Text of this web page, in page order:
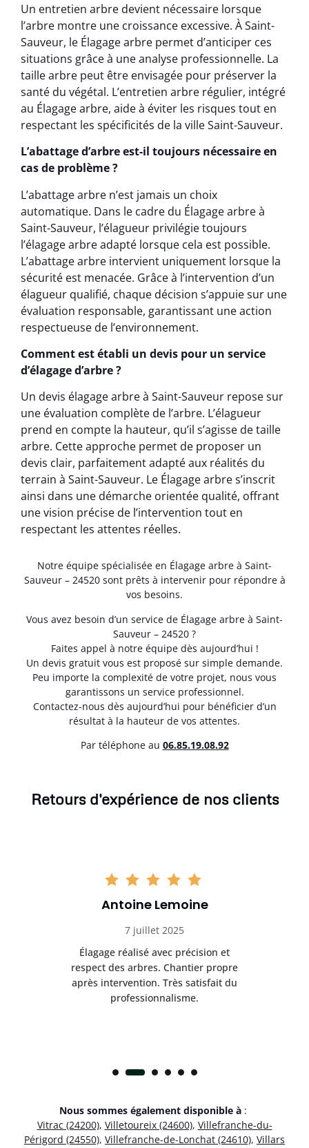
Un entretien arbre devient nécessaire lorsque
l’arbre montre une croissance excessive. À Saint-
Sauveur, le Élagage arbre permet d’anticiper ces
situations grâce à une analyse professionnelle. La
taille arbre peut être envisagée pour préserver la
santé du végétal. L’entretien arbre régulier, intégré
au Élagage arbre, aide à éviter les risques tout en
respectant les spécificités de la ville Saint-Sauveur.
L’abattage d’arbre est-il toujours nécessaire en
cas de problème ?
L’abattage arbre n’est jamais un choix
automatique. Dans le cadre du Élagage arbre à
Saint-Sauveur, l’élagueur privilégie toujours
l’élagage arbre adapté lorsque cela est possible.
L’abattage arbre intervient uniquement lorsque la
sécurité est menacée. Grâce à l’intervention d’un
élagueur qualifié, chaque décision s’appuie sur une
évaluation responsable, garantissant une action
respectueuse de l’environnement.
Comment est établi un devis pour un service
d’élagage d’arbre ?
Un devis élagage arbre à Saint-Sauveur repose sur
une évaluation complète de l’arbre. L’élagueur
prend en compte la hauteur, qu’il s’agisse de taille
arbre. Cette approche permet de proposer un
devis clair, parfaitement adapté aux réalités du
terrain à Saint-Sauveur. Le Élagage arbre s’inscrit
ainsi dans une démarche orientée qualité, offrant
une vision précise de l’intervention tout en
respectant les attentes réelles.
Notre équipe spécialisée en Élagage arbre à Saint-
Sauveur – 24520 sont prêts à intervenir pour répondre à
vos besoins.
Vous avez besoin d’un service de Élagage arbre à Saint-
Sauveur – 24520 ?
Faites appel à notre équipe dès aujourd’hui !
Un devis gratuit vous est proposé sur simple demande.
Peu importe la complexité de votre projet, nous vous
garantissons un service professionnel.
Contactez-nous dès aujourd’hui pour bénéficier d’un
résultat à la hauteur de vos attentes.
Par téléphone au 06.85.19.08.92
Retours d'expérience de nos clients
Antoine Lemoine
7 juillet 2025
Élagage réalisé avec précision et
respect des arbres. Chantier propre
après intervention. Très satisfait du
professionnalisme.
Nous sommes également disponible à :
Vitrac (24200), Villetoureix (24600), Villefranche-du-
Périgord (24550), Villefranche-de-Lonchat (24610), Villars